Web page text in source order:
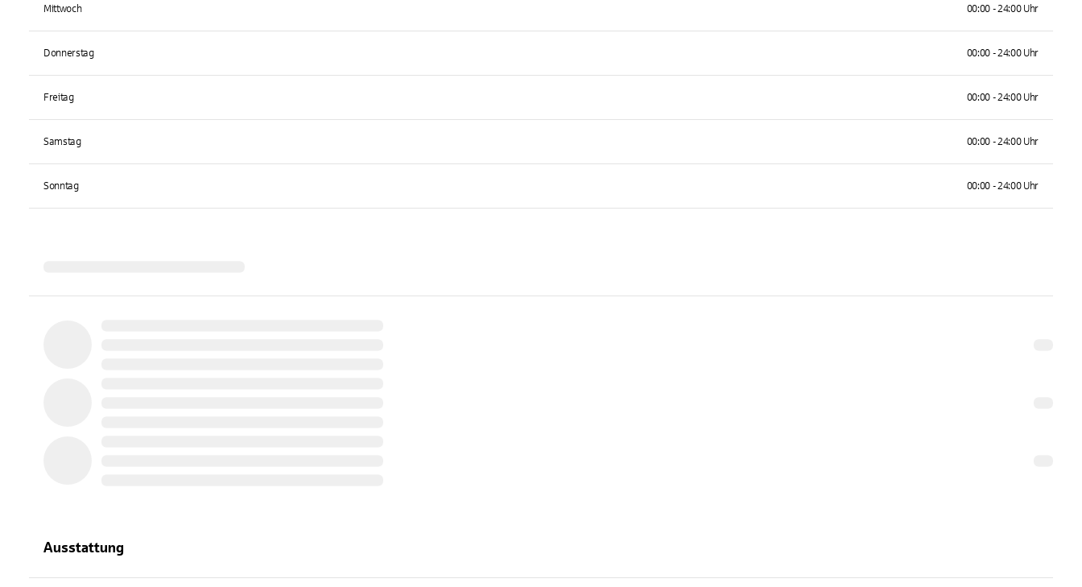
Mittwoch 00:00 - 24:00 Uhr
Donnerstag 00:00 - 24:00 Uhr
Freitag 00:00 - 24:00 Uhr
Samstag 00:00 - 24:00 Uhr
Sonntag 00:00 - 24:00 Uhr
Ausstattung